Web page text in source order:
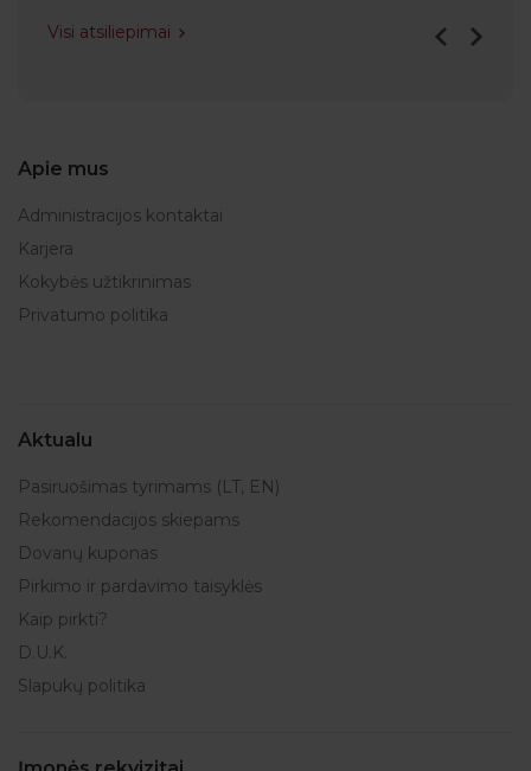
Visi atsiliepimai
Apie mus
Administracijos kontaktai
Karjera
Kokybės užtikrinimas
Privatumo politika
Aktualu
Pasiruošimas tyrimams (LT, EN)
Rekomendacijos skiepams
Dovanų kuponas
Pirkimo ir pardavimo taisyklės
Kaip pirkti?
D.U.K.
Slapukų politika